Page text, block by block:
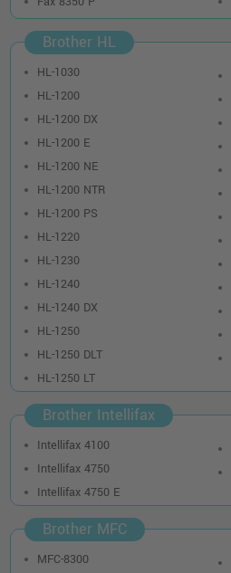
Brother HL
HL-1030
HL-1200
HL-1200 DX
HL-1200 E
HL-1200 NE
HL-1200 NTR
HL-1200 PS
HL-1220
HL-1230
HL-1240
HL-1240 DX
HL-1250
HL-1250 DLT
HL-1250 LT
Brother Intellifax
Intellifax 4100
Intellifax 4750
Intellifax 4750 E
Brother MFC
MFC-8300